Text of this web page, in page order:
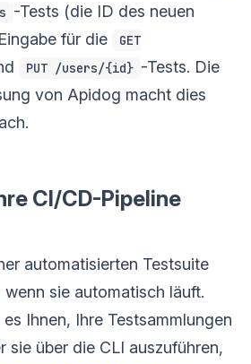
-Tests (die ID des neuen
für die
GET
PUT /users/{id} -Tests. Die
von Apidog macht dies
CI/CD-Pipeline
automatisierten Testsuite
sie automatisch läuft.
Ihnen, Ihre Testsammlungen
sie über die CLI auszuführen,